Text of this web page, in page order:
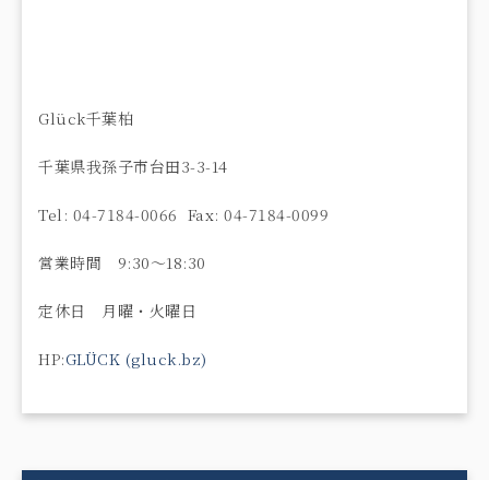
Glück千葉柏
千葉県我孫子市台田3-3-14
Tel: 04-7184-0066 Fax: 04-7184-0099
営業時間 9:30〜18:30
定休日 月曜・火曜日
HP:GLÜCK (gluck.bz)